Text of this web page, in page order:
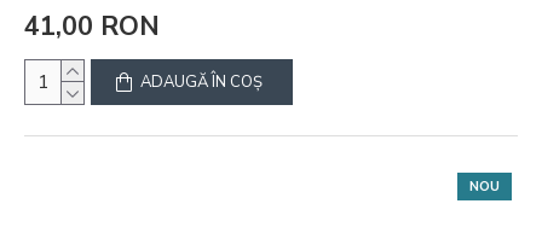
41,00 RON
ADAUGĂ ÎN COŞ
NOU